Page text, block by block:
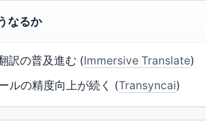
なるか
訳の普及進む (Immersive Translate)
ルの精度向上が続く (Transyncai)